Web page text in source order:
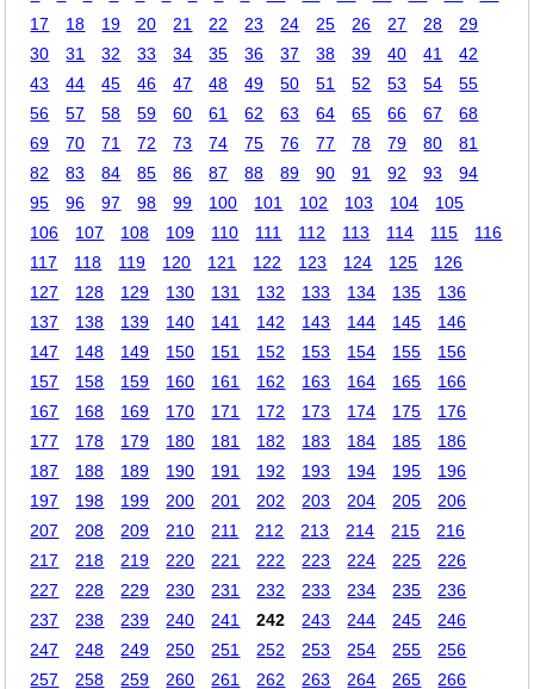
17
18 19 20 21 22 23 24 25 26 27 28
29
30
31 32 33 34 35 36 37 38 39 40 41
42
43
44 45 46 47 48 49 50 51 52 53 54
55
56
57 58 59 60 61 62 63 64 65 66 67
68
69
70 71 72 73 74 75 76 77 78 79 80
81
82
83 84 85 86 87 88 89 90 91 92 93
94
95
96 97 98 99 100 101 102 103 104
105
106
107 108 109 110 111 112 113 114 115
116
117
118 119 120 121 122 123 124 125
126
127
128 129 130 131 132 133 134 135
136
137
138 139 140 141 142 143 144 145
146
147
148 149 150 151 152 153 154 155
156
157
158 159 160 161 162 163 164 165
166
167
168 169 170 171 172 173 174 175
176
177
178 179 180 181 182 183 184 185
186
187
188 189 190 191 192 193 194 195
196
197
198 199 200 201 202 203 204 205
206
207
208 209 210 211 212 213 214 215
216
217
218 219 220 221 222 223 224 225
226
227
228 229 230 231 232 233 234 235
236
237
238 239 240 241 242 243 244 245
246
247
248 249 250 251 252 253 254 255
256
257
258 259 260 261 262 263 264 265 266